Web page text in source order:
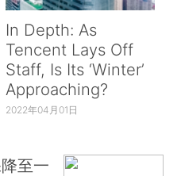
In Depth: As
Tencent Lays Off
Staff, Is Its ‘Winter’
Approaching?
2022年04月01日
至一